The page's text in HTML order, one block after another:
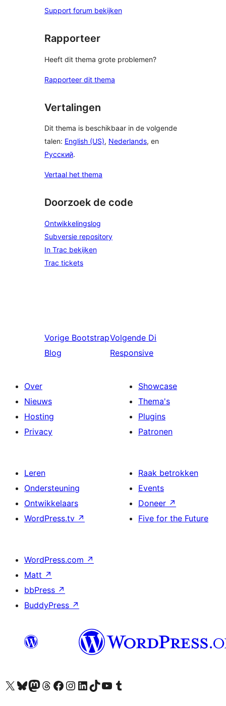
Support forum bekijken
Rapporteer
Heeft dit thema grote problemen?
Rapporteer dit thema
Vertalingen
Dit thema is beschikbaar in de volgende
talen: English (US), Nederlands, en
Русский.
Vertaal het thema
Doorzoek de code
Ontwikkelingslog
Subversie repository
In Trac bekijken
Trac tickets
Vorige Bootstrap
Blog
Volgende Di
Responsive
Over
Nieuws
Hosting
Privacy
Showcase
Thema's
Plugins
Patronen
Leren
Ondersteuning
Ontwikkelaars
WordPress.tv ↗
Raak betrokken
Events
Doneer ↗
Five for the Future
WordPress.com ↗
Matt ↗
bbPress ↗
BuddyPress ↗
Bezoek ons X (voorheen Twitter) account
Bezoek onze Bluesky account
Bezoek ons Mastodon account
Bezoek onze Threads account
Onze Facebookpagina bezoeken
Bezoek onze Instagram account
Bezoek onze LinkedIn account
Bezoek onze TikTok account
Bezoek ons YouTube kanaalBezoek onze Tumblr account